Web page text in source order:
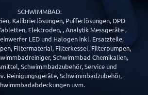
SCHWIMMBAD:
Kalibrierlösungen, Pufferlösungen, DPD
Elektroden, , Analytik Messgeräte ,
LED und Halogen inkl. Ersatzteile,
Filtermaterial, Filterkessel, Filterpumpen,
Schwimmbad Chemikalien,
Schwimmbadzubehör, Service und
Reinigungsgeräte, Schwimmbadzubehör,
uvm.